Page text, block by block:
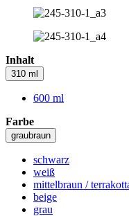
Inhalt
310 ml
600 ml
Farbe
graubraun
schwarz
weiß
mittelbraun /
beige
grau